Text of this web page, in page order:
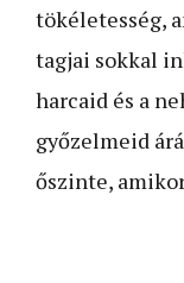
tökéletesség,
tagjai sokkal
harcaid és a
győzelmeid
őszinte,